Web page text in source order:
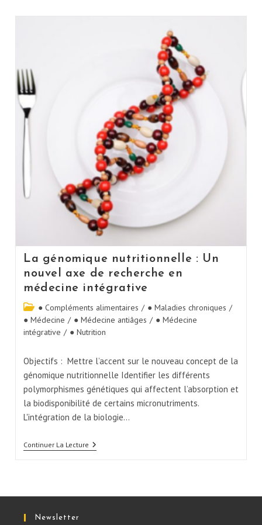
La génomique nutritionnelle : Un
nouvel axe de recherche en
médecine intégrative
● Compléments alimentaires / ● Maladies chroniques /
● Médecine / ● Médecine antiâges / ● Médecine
intégrative / ● Nutrition
Objectifs : Mettre l’accent sur le nouveau concept de la
génomique nutritionnelle Identifier les différents
polymorphismes génétiques qui affectent l’absorption et
la biodisponibilité de certains micronutriments.
L'intégration de la biologie…
Continuer La Lecture
Newsletter